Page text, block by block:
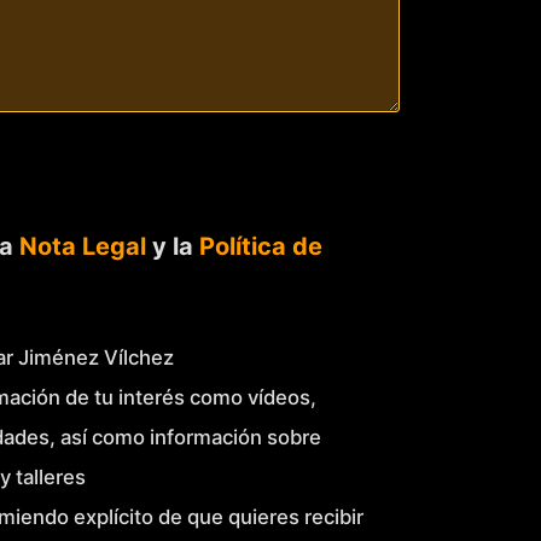
Nota Legaly la Política de
Jiménez Vílchez
de tu interés como vídeos,
así como información sobre
talleres
explícito de que quieres recibir